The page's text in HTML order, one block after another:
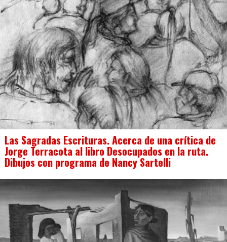
Las Sagradas Escrituras. Acerca de una crítica de
Jorge Terracota al libro Desocupados en la ruta.
Dibujos con programa de Nancy Sartelli